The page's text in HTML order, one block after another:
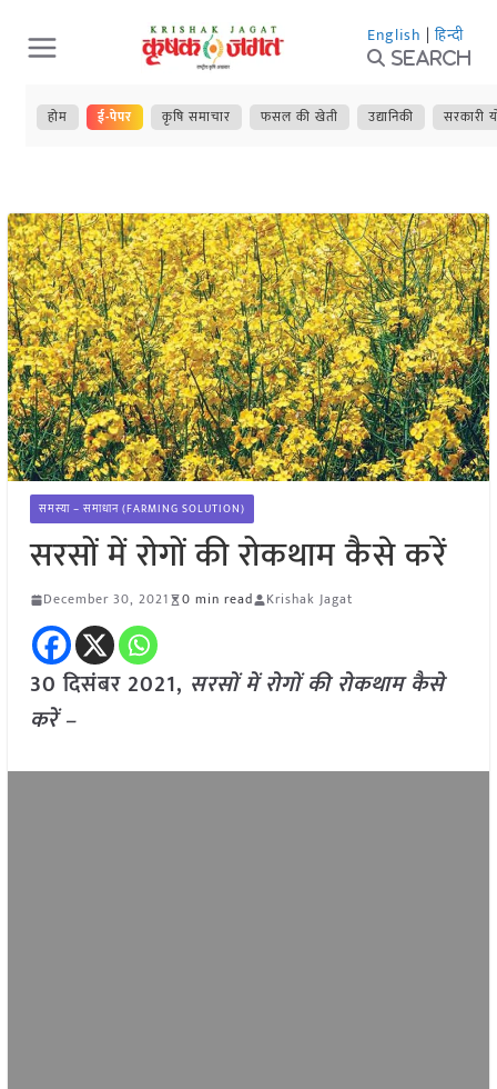
Skip
to
content
English | हिन्दी
Search
होम ई-पेपर कृषि समाचार फसल की खेती उद्यानिकी सरकारी
समस्या – समाधान (FARMING SOLUTION)
सरसों में रोगों की रोकथाम कैसे करें
December 30, 2021 0 min read Krishak Jagat
30 दिसंबर 2021, सरसों में रोगों की रोकथाम कैसे
करें –